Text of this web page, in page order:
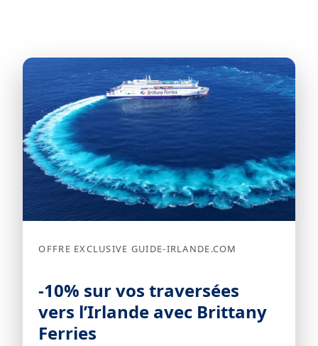
OFFRE EXCLUSIVE GUIDE-IRLANDE.COM
-10% sur vos traversées
vers l’Irlande avec Brittany
Ferries